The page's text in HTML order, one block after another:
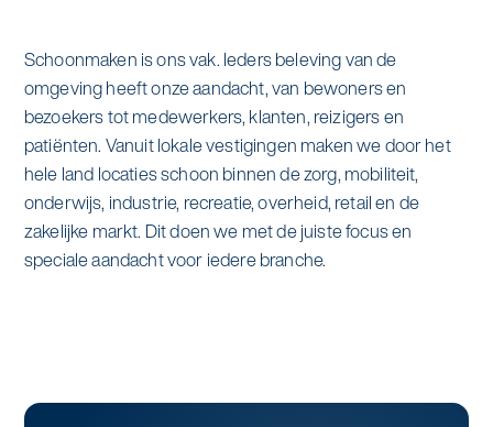
Schoonmaken is ons vak. Ieders beleving van de
omgeving heeft onze aandacht, van bewoners en
bezoekers tot medewerkers, klanten, reizigers en
patiënten. Vanuit lokale vestigingen maken we door het
hele land locaties schoon binnen de zorg, mobiliteit,
onderwijs, industrie, recreatie, overheid, retail en de
zakelijke markt. Dit doen we met de juiste focus en
speciale aandacht voor iedere branche.